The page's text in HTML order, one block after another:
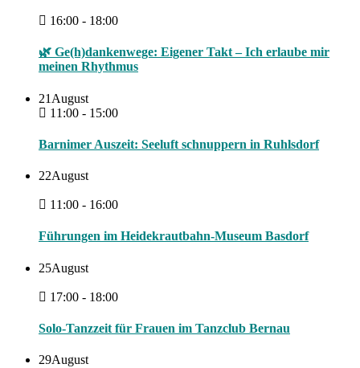
16:00 - 18:00
🌿 Ge(h)dankenwege: Eigener Takt – Ich erlaube mir
meinen Rhythmus
21 August
11:00 - 15:00
Barnimer Auszeit: Seeluft schnuppern in Ruhlsdorf
22August
11:00 - 16:00
Führungen im Heidekrautbahn-Museum Basdorf
25August
17:00 - 18:00
Solo-Tanzzeit für Frauen im Tanzclub Bernau
29August